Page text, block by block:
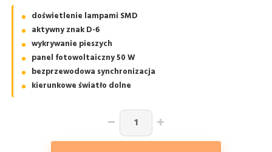
doświetlenie lampami SMD
aktywny znak D-6
wykrywanie pieszych
panel fotowoltaiczny 50 W
bezprzewodowa synchronizacja
kierunkowe światło dolne